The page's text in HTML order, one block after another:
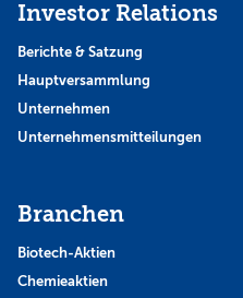
Investor Relations
Berichte & Satzung
Hauptversammlung
Unternehmen
Unternehmensmitteilungen
Branchen
Biotech-Aktien
Chemieaktien